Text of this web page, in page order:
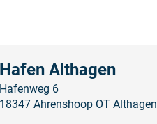
Hafen Althagen
Hafenweg 6
18347 Ahrenshoop OT Althagen